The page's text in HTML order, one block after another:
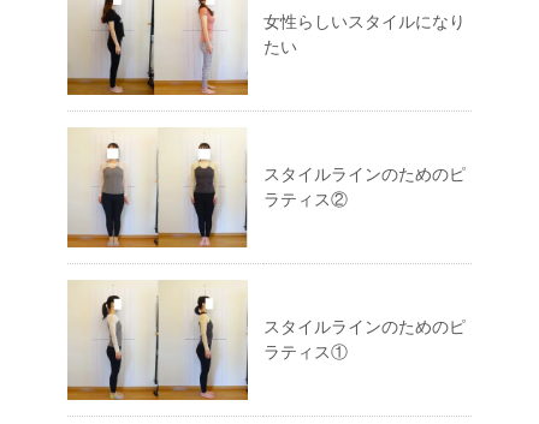
女性らしいスタイルになり
たい
スタイルラインのためのピ
ラティス②
スタイルラインのためのピ
ラティス①